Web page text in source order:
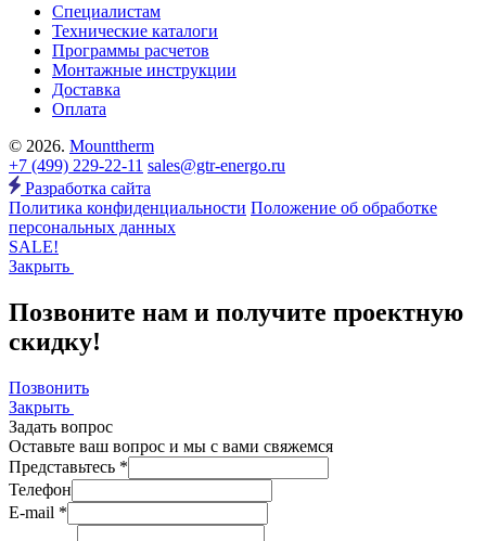
Специалистам
Технические каталоги
Программы расчетов
Монтажные инструкции
Доставка
Оплата
© 2026. Mounttherm
+7 (499) 229-22-11 sales@gtr-energo.ru
Разработка сайта
Политика конфиденциальности Положение об обработке
персональных данных
SALE!
Закрыть
Позвоните нам и получите проектную
скидку!
Позвонить
Закрыть
Задать вопрос
Оставьте ваш вопрос и мы с вами свяжемся
Представьтесь *
Телефон
E-mail *